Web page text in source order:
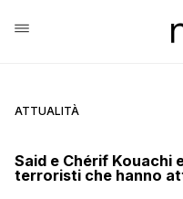
ATTUALITÀ
Said e Chérif Kouachi
terroristi che hanno